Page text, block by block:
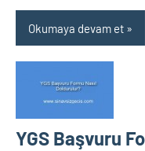
Okumaya devam et
YGS Başvuru